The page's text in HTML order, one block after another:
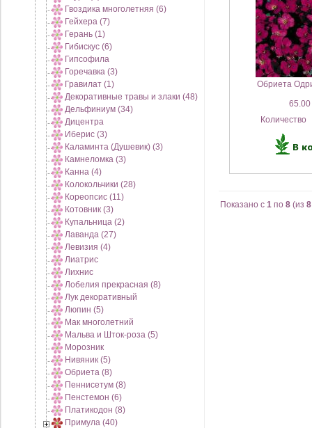
Гвоздика многолетняя (6)
Гейхера (7)
Герань (1)
Гибискус (6)
Гипсофила
Горечавка (3)
Гравилат (1)
Декоративные травы и злаки (48)
Дельфиниум (34)
Дицентра
Иберис (3)
Каламинта (Душевик) (3)
Камнеломка (3)
Канна (4)
Колокольчики (28)
Кореопсис (11)
Котовник (3)
Купальница (2)
Лаванда (27)
Левизия (4)
Лиатрис
Лихнис
Лобелия прекрасная (8)
Лук декоративный
Люпин (5)
Мак многолетний
Мальва и Шток-роза (5)
Морозник
Нивяник (5)
Обриета (8)
Пеннисетум (8)
Пенстемон (6)
Платикодон (8)
Примула (40)
Обриета
Количество
Показано с 1 по 8 (из 8